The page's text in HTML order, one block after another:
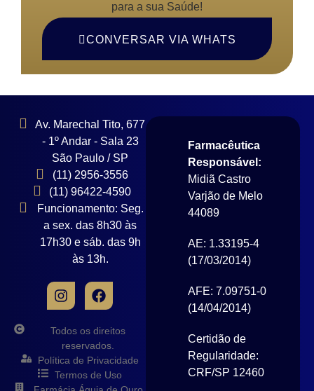
para a sua Saúde!
CONVERSAR VIA WHATS
Av. Marechal Tito, 677
- 1º Andar - Sala 23
São Paulo / SP
(11) 2956-3556
(11) 96422-4590
Funcionamento: Seg.
a sex. das 8h30 às
17h30 e sáb. das 9h
às 13h.
Todos os direitos
reservados.
Política de Privacidade
Termos de Uso
Farmacêutica
Responsável:
Midiã Castro
Varjão de Melo
44089
AE: 1.33195-4
(17/03/2014)
AFE: 7.09751-0
(14/04/2014)
Certidão de
Regularidade:
CRF/SP 12460